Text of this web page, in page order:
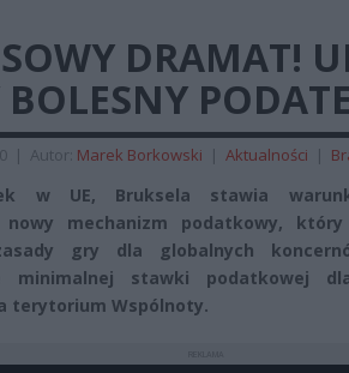
DRAMAT!
| Autor: Marek Borkowski | Aktualności |
w UE, Bruksela stawia
nowy mechanizm podatkowy,
gry dla globalnych
minimalnej stawki podatkowej
terytorium Wspólnoty.